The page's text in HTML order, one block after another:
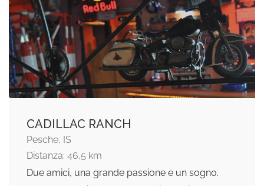
CADILLAC RANCH
Pesche, IS
Distanza: 46,5 km
Due amici, una grande passione e un sogno.